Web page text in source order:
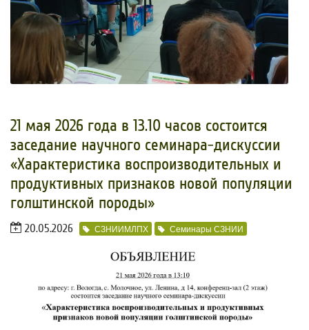
21 мая 2026 года в 13.10 часов состоится
заседание научного семинара-дискуссии
«Характеристика воспроизводительных и
продуктивных признаков новой популяции
голштинской породы»
20.05.2026 СЗНИИМЛПХ Семинары СЗНИИ